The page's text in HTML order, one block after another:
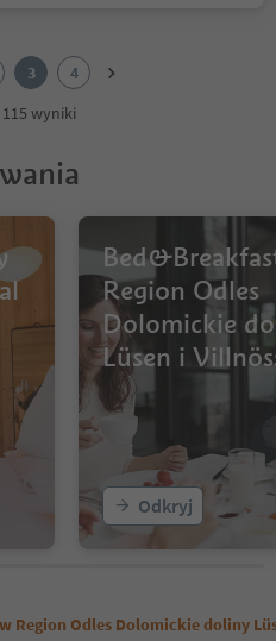
3
4
115 wyniki
Region Odles
Dolomickie
Lüsen i
Odkryj
Region Odles Dolomickie doliny